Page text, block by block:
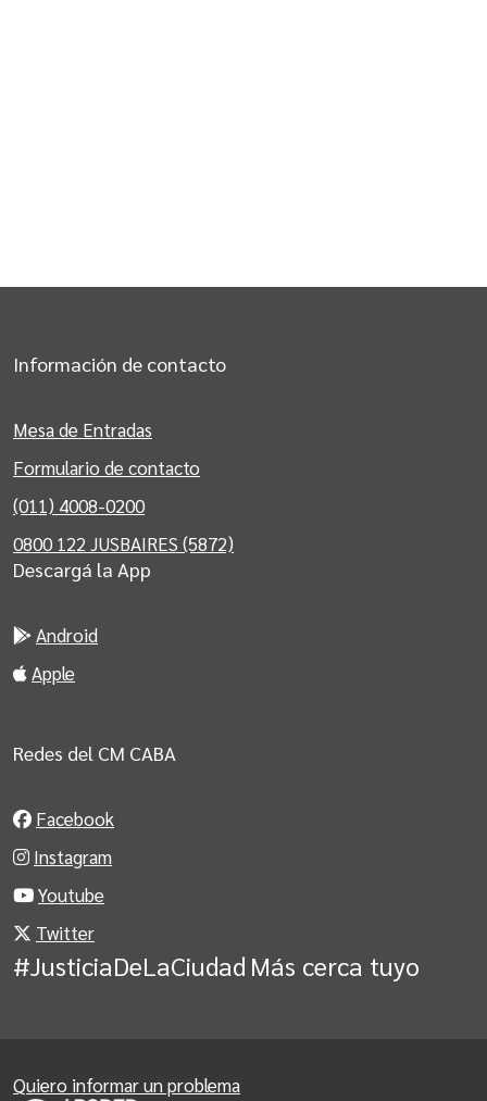
Información de contacto
Mesa de Entradas
Formulario de contacto
(011) 4008-0200
0800 122 JUSBAIRES (5872)
Descargá la App
Android
Apple
Redes del CM CABA
Facebook
Instagram
Youtube
Twitter
#JusticiaDeLaCiudad Más cerca tuyo
Quiero informar un problema